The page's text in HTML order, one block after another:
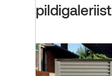
pildigaleriist